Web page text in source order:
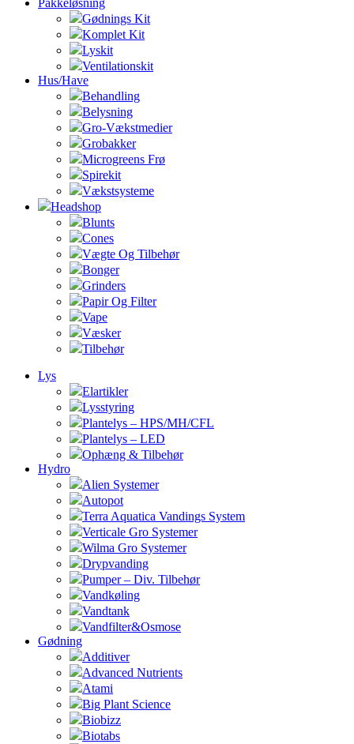
Pakkeløsning
Gødnings Kit
Komplet Kit
Lyskit
Ventilationskit
Hus/Have
Behandling
Belysning
Gro-Vækstmedier
Grobakker
Microgreens Frø
Spirekit
Vækstsysteme
Headshop
Blunts
Cones
Vægte Og Tilbehør
Bonger
Grinders
Papir Og Filter
Vape
Væsker
Tilbehør
Lys
Elartikler
Lysstyring
Plantelys – HPS/MH/CFL
Plantelys – LED
Ophæng & Tilbehør
Hydro
Alien Systemer
Autopot
Terra Aquatica Vandings System
Verticale Gro Systemer
Wilma Gro Systemer
Drypvanding
Pumper – Div. Tilbehør
Vandkøling
Vandtank
Vandfilter&Osmose
Gødning
Additiver
Advanced Nutrients
Atami
Big Plant Science
Biobizz
Biotabs